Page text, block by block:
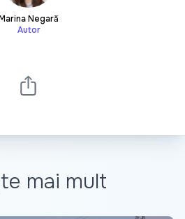
Negară
Autor
mai mult